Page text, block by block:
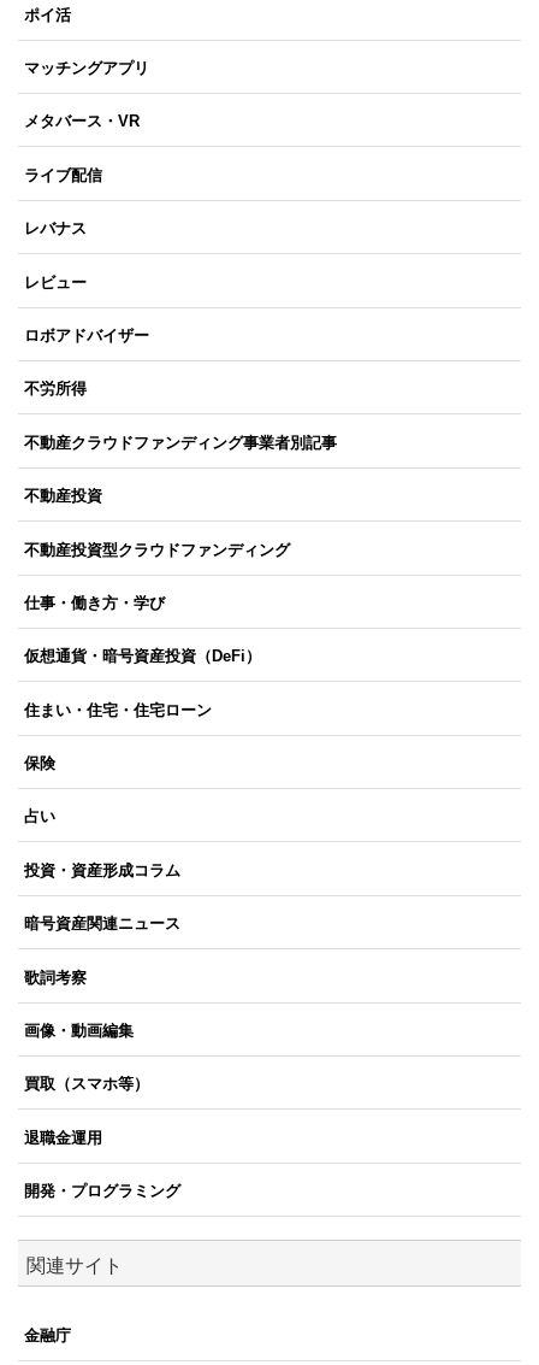
ポイ活
マッチングアプリ
メタバース・VR
ライブ配信
レバナス
レビュー
ロボアドバイザー
不労所得
不動産クラウドファンディング事業者別記事
不動産投資
不動産投資型クラウドファンディング
仕事・働き方・学び
仮想通貨・暗号資産投資（DeFi）
住まい・住宅・住宅ローン
保険
占い
投資・資産形成コラム
暗号資産関連ニュース
歌詞考察
画像・動画編集
買取（スマホ等）
退職金運用
開発・プログラミング
関連サイト
金融庁